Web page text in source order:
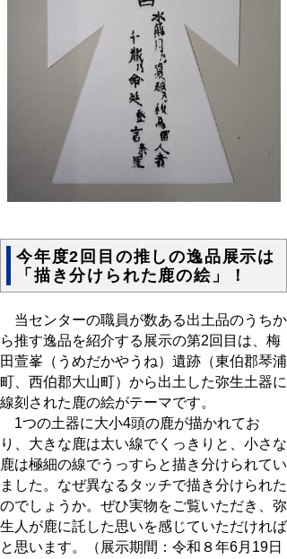
今年度2回目の推しの逸品展示は
「描き分けられた鹿の絵」！
当センターの職員が数ある出土品のうちか
ら推す逸品を紹介する展示の第2回目は、梅
田萱峯（うめだかやうね）遺跡（東伯郡琴浦
町、西伯郡大山町）から出土した弥生土器に
線刻された鹿の絵がテーマです。
1つの土器に大小4頭の鹿が描かれてお
り、大きな鹿は太い線でくっきりと、小さな
鹿は極細の線でうっすらと描き分けられてい
ました。なぜ異なるタッチで描き分けられた
のでしょうか。ぜひ実物をご覧いただき、弥
生人が鹿に託した思いを感じていただければ
と思います。（展示期間：令和８年6月19日